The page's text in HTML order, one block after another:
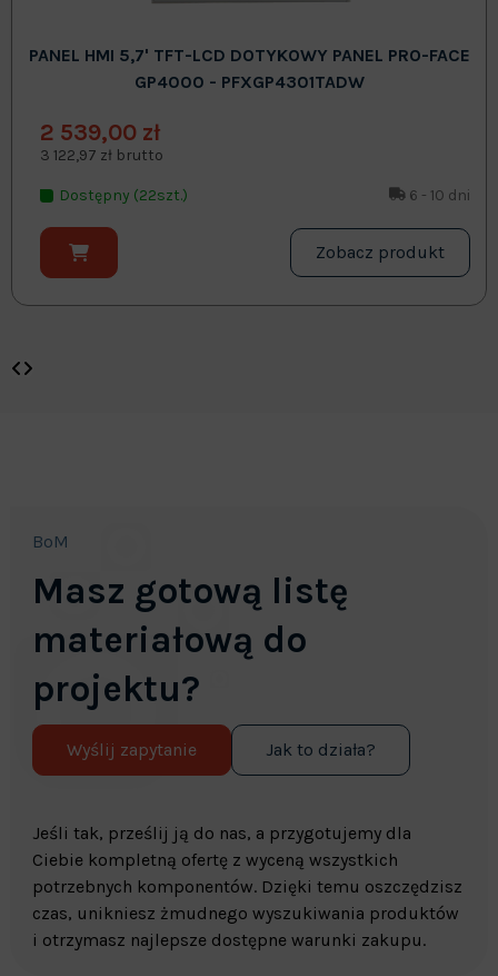
PANEL HMI 5,7' TFT-LCD DOTYKOWY PANEL PRO-FACE
GP4000 - PFXGP4301TADW
2 539,00 zł
3 122,97 zł brutto
Dostępny (22szt.) 6 - 10 dni
Zobacz produkt
BoM
Masz gotową listę
materiałową do
projektu?
Wyślij zapytanie Jak to działa?
Jeśli tak, prześlij ją do nas, a przygotujemy dla
Ciebie kompletną ofertę z wyceną wszystkich
potrzebnych komponentów. Dzięki temu oszczędzisz
czas, unikniesz żmudnego wyszukiwania produktów
i otrzymasz najlepsze dostępne warunki zakupu.